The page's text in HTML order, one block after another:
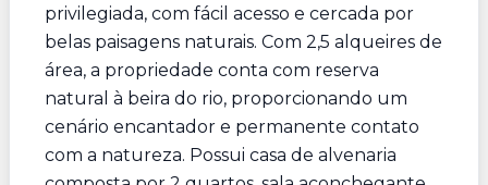
privilegiada, com fácil acesso e cercada por
belas paisagens naturais. Com 2,5 alqueires de
área, a propriedade conta com reserva
natural à beira do rio, proporcionando um
cenário encantador e permanente contato
com a natureza. Possui casa de alvenaria